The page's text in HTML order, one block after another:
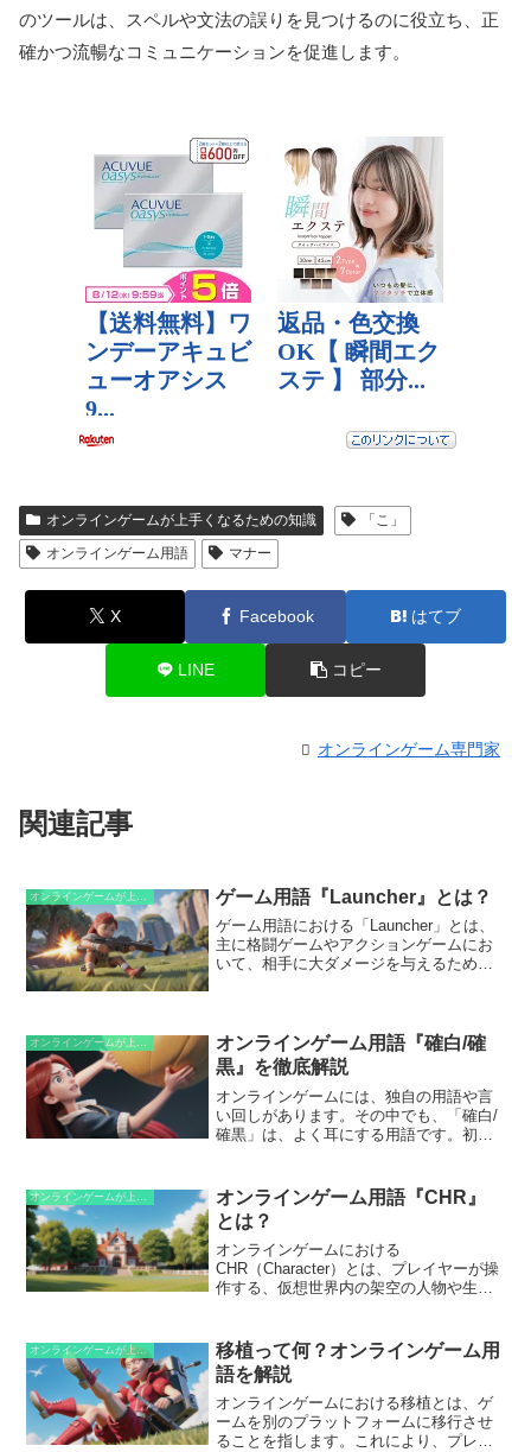
のツールは、スペルや文法の誤りを見つけるのに役立ち、正
確かつ流暢なコミュニケーションを促進します。
オンラインゲームが上手くなるための知識
「こ」
オンラインゲーム用語
マナー
X Facebook はてブ
LINE コピー
オンラインゲーム専門家
関連記事
ゲーム用語『Launcher』とは？
ゲーム用語における「Launcher」とは、
主に格闘ゲームやアクションゲームにお
いて、相手に大ダメージを与えるために
として活用されます。「Launcher」は、
通常攻撃や必殺技がヒットした後に派生
技として使用され、相手にヒットすると
空中コンボや連携に繋げることが可能に
なります。格闘ゲームでは、強力な対空
技としても機能し、相手の飛び道具やジ
で相手を場外に吹き飛ばしてKOする「吹
き飛ばし効果」も備えるものがありま
す。
オンラインゲームが上手くなるための知識
オンラインゲーム用語『確白/確
黒』を徹底解説
オンラインゲームには、独自の用語や言
い回しがあります。その中でも、「確白/
確黒」は、よく耳にする用語です。初心
むためには、その意味を理解しておくこ
とが大切です。
オンラインゲーム用語『CHR』
とは？
オンラインゲームにおける
CHR（Character）とは、プレイヤーが操
作する、仮想世界内の架空の人物や生き
やロールプレイングゲーム（RPG）な
ど、プレイヤーが独自のアバターを作成
して仮想世界を探索できるゲームでよく
使用されます。
オンラインゲームが上手くなるための知識
移植って何？オンラインゲーム用
語を解説
オンラインゲームにおける移植とは、ゲ
ームを別のプラットフォームに移行させ
ることを指します。これにより、プレイ